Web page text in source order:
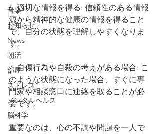
音楽
お知らせ
News
朝活
部屋
ストレス
メンタルヘルス
脳科学
6. 適切な情報を得る: 信頼性のある情報
源から精神的な健康の情報を得ること
で、自分の状態を理解しやすくなりま
す。
7. 自傷行為や自殺の考えがある場合: こ
のような状態になった場合、すぐに専
門家や相談窓口に連絡を取ることが必
要です。
重要なのは、心の不調や問題を一人で